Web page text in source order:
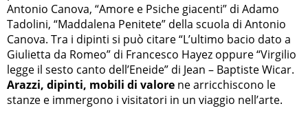
Antonio Canova, “Amore e Psiche giacenti” di Adamo
Tadolini, “Maddalena Penitete” della scuola di Antonio
Canova. Tra i dipinti si può citare “L’ultimo bacio dato a
Giulietta da Romeo” di Francesco Hayez oppure “Virgilio
legge il sesto canto dell’Eneide” di Jean – Baptiste Wicar.
Arazzi, dipinti, mobili di valore ne arricchiscono le
stanze e immergono i visitatori in un viaggio nell’arte.